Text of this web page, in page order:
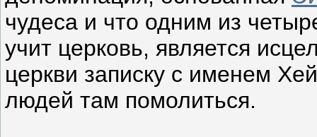
чудеса и что одним из
учит церковь, является
церкви записку с именем
людей там помолиться.